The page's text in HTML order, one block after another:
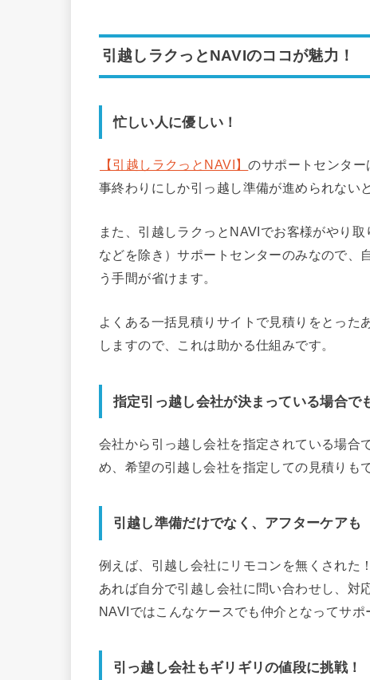
引越しラクっとNAVIのココが魅力！
忙しい人に優しい！
【引越しラクっとNAVI】のサポートセンタ
事終わりにしか引っ越し準備が進められない
また、引越しラクっとNAVIでお客様がやり
などを除き）サポートセンターのみなので、
う手間が省けます。
よくある一括見積りサイトで見積りをとった
しますので、これは助かる仕組みです。
指定引っ越し会社が決まっている場合で
会社から引っ越し会社を指定されている場合
め、希望の引越し会社を指定しての見積りも
引越し準備だけでなく、アフターケアも
例えば、引越し会社にリモコンを無くされた
あれば自分で引越し会社に問い合わせし、対
NAVIではこんなケースでも仲介となってサ
引っ越し会社もギリギリの値段に挑戦！